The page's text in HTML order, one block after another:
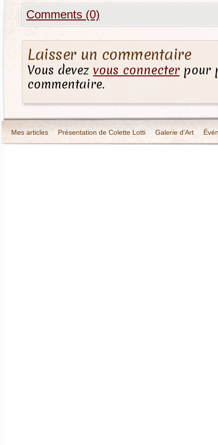
Comments (0)
Laisser un commentaire
Vous devez vous connecterpour
commentaire.
Mes articles Présentation de Colette Lotti Galerie d’Art